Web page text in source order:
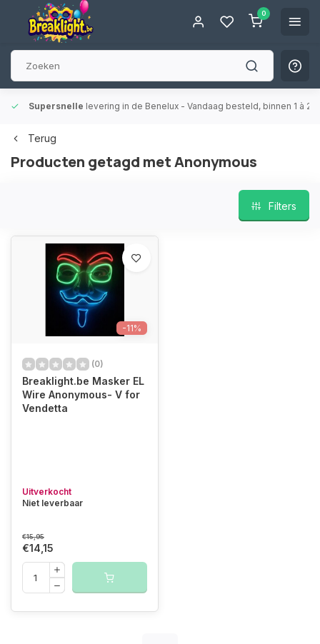
0
Supersnelle levering in de Benelux - Vandaag besteld, binnen 1 à 2
Terug
Producten getagd met Anonymous
Filters
-11%
(0)
Breaklight.be Masker EL
Wire Anonymous- V for
Vendetta
Uitverkocht
Niet leverbaar
€15,95
€14,15